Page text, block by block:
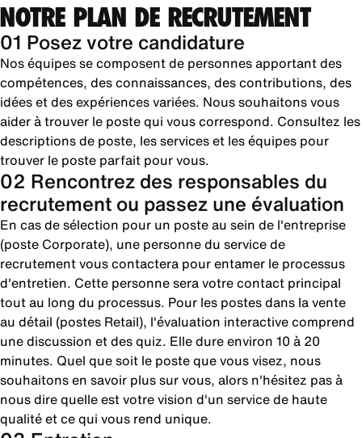
NOTRE PLAN DE RECRUTEMENT
01 Posez votre candidature
Nos équipes se composent de personnes apportant des
compétences, des connaissances, des contributions, des
idées et des expériences variées. Nous souhaitons vous
aider à trouver le poste qui vous correspond. Consultez les
descriptions de poste, les services et les équipes pour
trouver le poste parfait pour vous.
02 Rencontrez des responsables du
recrutement ou passez une évaluation
En cas de sélection pour un poste au sein de l'entreprise
(poste Corporate), une personne du service de
recrutement vous contactera pour entamer le processus
d'entretien. Cette personne sera votre contact principal
tout au long du processus. Pour les postes dans la vente
au détail (postes Retail), l'évaluation interactive comprend
une discussion et des quiz. Elle dure environ 10 à 20
minutes. Quel que soit le poste que vous visez, nous
souhaitons en savoir plus sur vous, alors n'hésitez pas à
nous dire quelle est votre vision d'un service de haute
qualité et ce qui vous rend unique.